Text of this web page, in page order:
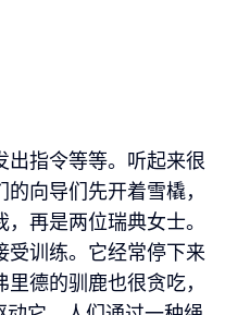
出指令等等。听起来很
向导们先开着雪橇，
再是两位瑞典女士。
受训练。它经常停下来
德的驯鹿也很贪吃，